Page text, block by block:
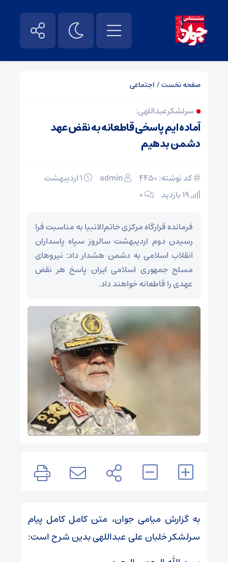
صفحه نخست/ اجتماعی
سرلشکر عبداللهی:
آماده ایم پاسخی قاطعانه به نقض عهد
دشمن بدهیم
کد نوشته: 4450 admin
۰
فرمانده قرارگاه مرکزی خاتم‌الانبیا به مناسبت فرا
رسیدن دوم اردیبهشت سالروز سپاه پاسداران
انقلاب اسلامی به دشمن هشدار داد: نیروهای
مسلح جمهوری اسلامی ایران پاسخ هر نقض
عهدی را قاطعانه خواهند داد.
به گزارش میامی جوان، متن کامل کامل پیام
سرلشکر خلبان علی عبداللهی بدین شرح است: